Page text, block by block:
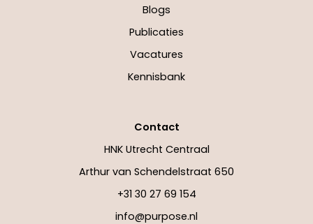
Blogs
Publicaties
Vacatures
Kennisbank
Contact
HNK Utrecht Centraal
Arthur van Schendelstraat 650
+31 30 27 69 154
info@purpose.nl